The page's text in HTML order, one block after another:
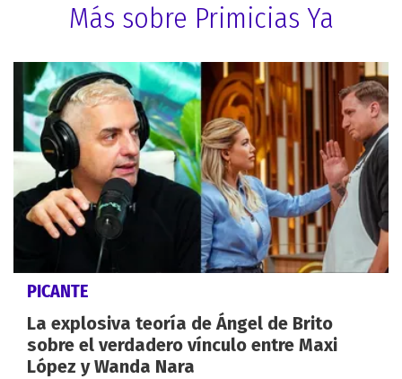
Más sobre Primicias Ya
PICANTE
La explosiva teoría de Ángel de Brito
sobre el verdadero vínculo entre Maxi
López y Wanda Nara